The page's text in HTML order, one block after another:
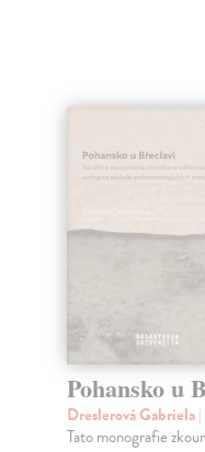
Pohansko u
Dreslerová Gabriela
Tato monografie